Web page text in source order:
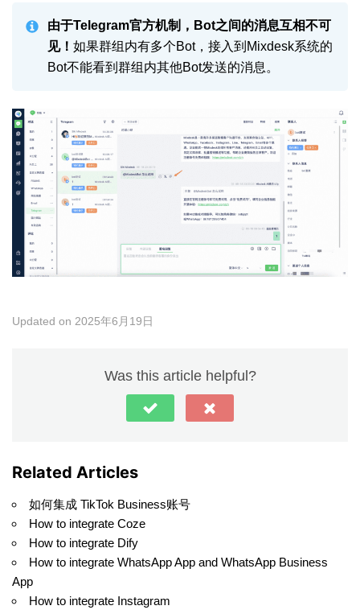
由于Telegram官方机制，Bot之间的消息互相不可
见！ 如果群组内有多个Bot，接入到Mixdesk系统的
Bot不能看到群组内其他Bot发送的消息。
Updated on 2025年6月19日
Was this article helpful?
Related Articles
如何集成 TikTok Business账号
How to integrate Coze
How to integrate Dify
How to integrate WhatsApp App and WhatsApp Business
App
How to integrate Instagram